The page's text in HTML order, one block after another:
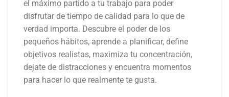
el máximo partido a tu trabajo para poder
disfrutar de tiempo de calidad para lo que de
verdad importa. Descubre el poder de los
pequeños hábitos, aprende a planificar, define
objetivos realistas, maximiza tu concentración,
dejate de distracciones y encuentra momentos
para hacer lo que realmente te gusta.